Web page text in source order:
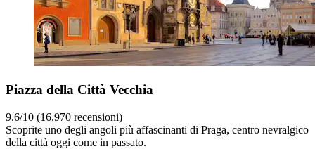
Piazza della Città Vecchia
9.6/10 (16.970 recensioni)
Scoprite uno degli angoli più affascinanti di Praga, centro nevralgico
della città oggi come in passato.